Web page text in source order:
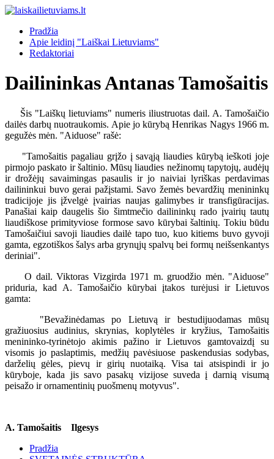
Pradžia
Apie leidinį "Laiškai Lietuviams"
Redaktoriai
Dailininkas Antanas Tamošaitis
Šis "Laiškų lietuviams" numeris iliustruotas dail. A. Tamošaičio
dailės darbų nuotraukomis. Apie jo kūrybą Henrikas Nagys 1966 m.
gegužės mėn. "Aiduose" rašė:
"Tamošaitis pagaliau grįžo į savąją liaudies kūrybą ieškoti joje
pirmojo paskato ir šaltinio. Mūsų liaudies nežinomų tapytojų, audėjų
ir drožėjų savaimingas pasaulis ir jo naiviai lyriškas perdavimas
dailininkui buvo gerai pažįstami. Savo žemės bevardžių menininkų
tradicijoje jis įžvelgė įvairias naujas galimybes ir transfigūracijas.
Panašiai kaip daugelis šio šimtmečio dailininkų rado įvairių tautų
liaudiškose primityviose formose savo kūrybai šaltinių. Tokiu būdu
Tamošaičiui savoji liaudies dailė tapo tuo, kuo kitiems buvo gyvoji
gamta, egzotiškos šalys arba grynųjų spalvų bei formų neišsenkantys
deriniai".
O dail. Viktoras Vizgirda 1971 m. gruodžio mėn. "Aiduose"
priduria, kad A. Tamošaičio kūrybai įtakos turėjusi ir Lietuvos
gamta:
"Bevažinėdamas po Lietuvą ir bestudijuodamas mūsų
gražiuosius audinius, skrynias, koplytėles ir kryžius, Tamošaitis
menininko-tyrinėtojo akimis pažino ir Lietuvos gamtovaizdį su
visomis jo paslaptimis, medžių pavėsiuose paskendusias sodybas,
darželių gėles, pievų ir girių nuotaiką. Visa tai atsispindi ir jo
kūryboje, kada jis savo pasakų vizijose suveda į darnią visumą
peisažo ir ornamentinių puošmenų motyvus".
A. Tamošaitis Ilgesys
Pradžia